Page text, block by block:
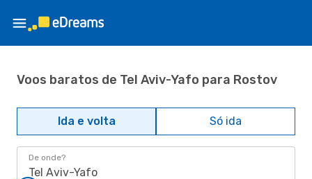
Voos baratos de Tel Aviv-Yafo para Rostov
Ida e volta Só ida
De onde?
Tel Aviv-Yafo